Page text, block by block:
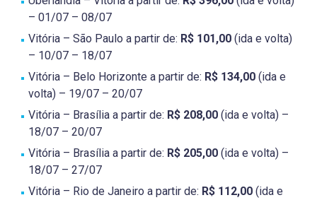
– 01/07 – 08/07
Vitória – São Paulo a partir de: R$ 101,00 (ida e volta)
– 10/07 – 18/07
Vitória – Belo Horizonte a partir de: R$ 134,00 (ida e
volta) – 19/07 – 20/07
Vitória – Brasília a partir de: R$ 208,00 (ida e volta) –
18/07 – 20/07
Vitória – Brasília a partir de: R$ 205,00 (ida e volta) –
18/07 – 27/07
Vitória – Rio de Janeiro a partir de: R$ 112,00 (ida e